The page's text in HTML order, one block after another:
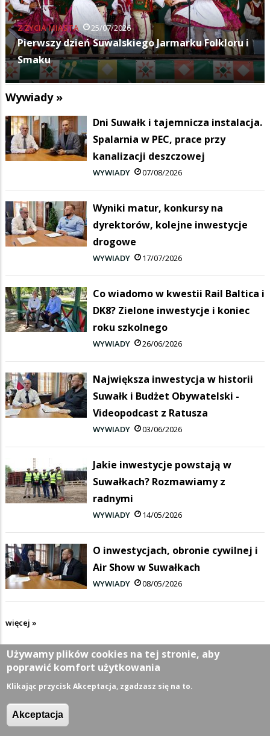
KULTURA 11/07/2026
Budka Suflera zagrała na Suwałki Blues Festival
Wywiady »
Dni Suwałk i tajemnicza instalacja.
Spalarnia w PEC, prace przy
kanalizacji deszczowej
WYWIADY 07/08/2026
Wyniki matur, konkursy na
dyrektorów, kolejne inwestycje
drogowe
WYWIADY 17/07/2026
Co wiadomo w kwestii Rail Baltica i
DK8? Zielone inwestycje i koniec
roku szkolnego
WYWIADY 26/06/2026
Największa inwestycja w historii
Suwałk i Budżet Obywatelski -
Videopodcast z Ratusza
WYWIADY 03/06/2026
Jakie inwestycje powstają w
Suwałkach? Rozmawiamy z
radnymi
WYWIADY 14/05/2026
O inwestycjach, obronie cywilnej i
Air Show w Suwałkach
WYWIADY 08/05/2026
więcej »
Używamy plików cookies na tej stronie, aby
poprawić komfort użytkowania
Klikając przycisk Akceptacja, zgadzasz się na to.
Akceptacja